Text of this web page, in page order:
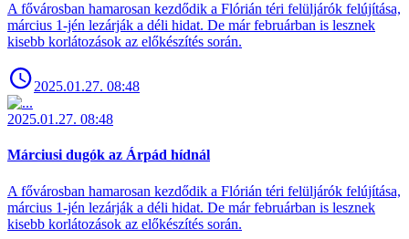
A fővárosban hamarosan kezdődik a Flórián téri felüljárók felújítása,
március 1-jén lezárják a déli hidat. De már februárban is lesznek
kisebb korlátozások az előkészítés során.
2025.01.27. 08:48
2025.01.27. 08:48
Márciusi dugók az Árpád hídnál
A fővárosban hamarosan kezdődik a Flórián téri felüljárók felújítása,
március 1-jén lezárják a déli hidat. De már februárban is lesznek
kisebb korlátozások az előkészítés során.